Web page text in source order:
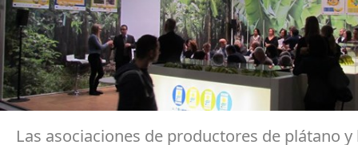
Las asociaciones de productores de plátano y